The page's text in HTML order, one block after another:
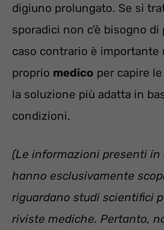
digiuno prolungato. Se si
sporadici non c’è bisogno
caso contrario è importante
proprio medico per capire
la soluzione più adatta in
condizioni.
(Le informazioni presenti in
hanno esclusivamente
riguardano studi scientifici
riviste mediche. Pertanto,